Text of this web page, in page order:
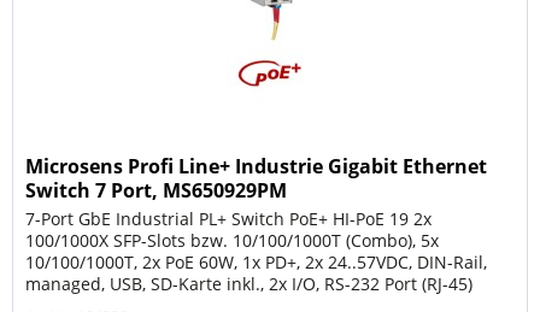
Microsens Profi Line+ Industrie Gigabit Ethernet
Switch 7 Port, MS650929PM
7-Port GbE Industrial PL+ Switch PoE+ HI-PoE 19 2x
100/1000X SFP-Slots bzw. 10/100/1000T (Combo), 5x
10/100/1000T, 2x PoE 60W, 1x PD+, 2x 24..57VDC, DIN-Rail,
managed, USB, SD-Karte inkl., 2x I/O, RS-232 Port (RJ-45)